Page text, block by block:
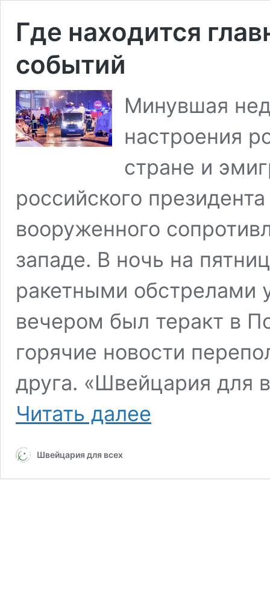
Где находится
событий
Минувшая
настроения
стране и
российского
вооруженного
западе. В ночь на
ракетными обстрелами
вечером был теракт в
горячие новости
друга. «Швейцария для
Читать далее
Швейцария для всех